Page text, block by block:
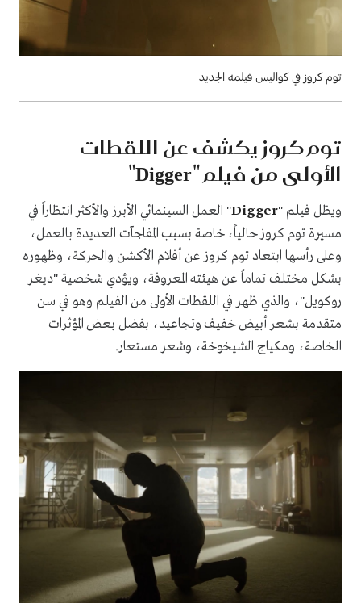
توم كروز في كواليس فيلمه الجديد
توم كروز يكشف عن اللقطات
الأولى من فيلم "Digger"
ويظل فيلم "Digger" العمل السينمائي الأبرز والأكثر انتظاراً في
مسيرة توم كروز حالياً، خاصة بسبب المفاجآت العديدة بالعمل،
وعلى رأسها ابتعاد توم كروز عن أفلام الأكشن والحركة، وظهوره
بشكل مختلف تماماً عن هيئته المعروفة، ويؤدي شخصية "ديغر
روكويل"، والذي ظهر في اللقطات الأولى من الفيلم وهو في سن
متقدمة بشعر أبيض خفيف وتجاعيد، بفضل بعض المؤثرات
الخاصة، ومكياج الشيخوخة، وشعر مستعار.